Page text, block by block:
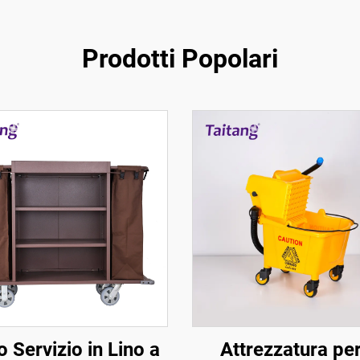
Prodotti Popolari
Servizio in Lino a Attrezzatura